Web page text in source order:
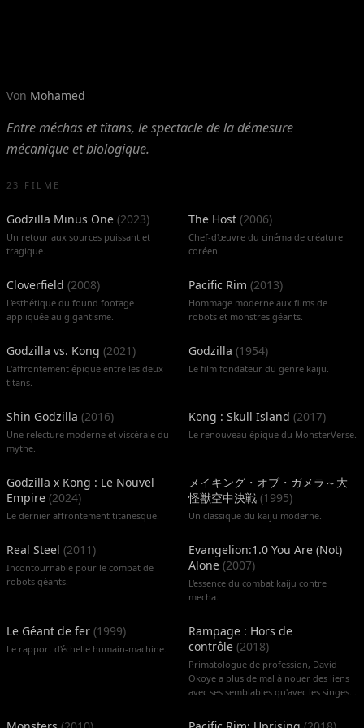
Von Mohamed
Entre méchas et titans, le spectacle de la démesure
mécanique et biologique.
23 FILME
Godzilla Minus One (2023)
Un retour aux sources puissant et
tragique.
The Host (2006)
Chef-d'œuvre du cinéma de créature
coréen.
Cloverfield (2008)
L'esthétique du found footage
appliquée au gigantisme.
Pacific Rim (2013)
Hommage moderne aux films de
robots et monstres géants.
Godzilla vs. Kong (2021 )
L'affrontement épique entre les deux
titans.
Godzilla (1954)
Le film fondateur du genre kaiju.
Shin Godzilla (2016)
Une relecture moderne et viscérale du
mythe.
Kong : Skull Island (2017)
Le renouveau épique du MonsterVerse.
Godzilla x Kong : Le Nouvel
Empire (2024)
Le dernier affrontement titanesque.
メイキング・オブ・ガメラ～大
怪獣空中決戦 (1995)
Un classique du kaiju moderne.
Real Steel (2011 )
Incontournable pour le combat de
robots géants.
Evangelion:1.0 You Are (Not)
Alone (2007)
L'essence du combat kaiju contre
mecha.
Le Géant de fer (1999)
Le rapport d'échelle humain-machine.
Rampage : Hors de
contrôle (2018)
Primatologue de profession, David
Okoye a plus de mal à nouer des liens
avec ses semblables qu'avec les singes.
d'affection pour George, adorable